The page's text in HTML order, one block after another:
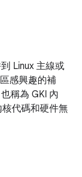
Linux 主線或
感興趣的補
稱為 GKI 內
代碼和硬件無